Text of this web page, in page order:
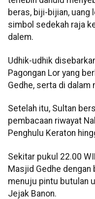
beras, biji-bijian, uang
simbol sedekah raja
dalem.
Udhik-udhik
Pagongan Lor yang
Gedhe, serta di dalam
Setelah itu, Sultan
pembacaan riwayat
Penghulu Keraton
Sekitar pukul 22.00
Masjid Gedhe dengan
menuju pintu butulan
Jejak Banon.